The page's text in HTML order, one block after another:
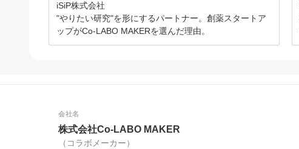
iSiP株式会社
"やりたい研究"を形にするパートナー。創薬スタートア
ップがCo-LABO MAKERを選んだ理由。
会社名
株式会社Co-LABO MAKER
（コラボメーカー）